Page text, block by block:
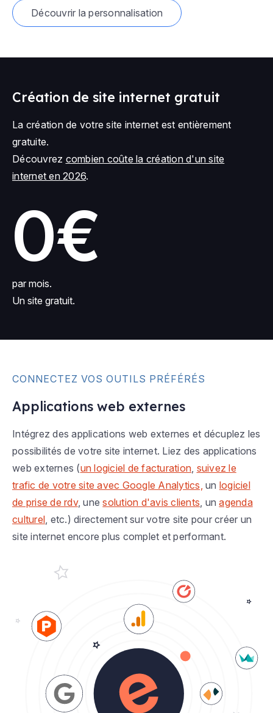
Découvrir la personnalisation
Création de site internet gratuit
La création de votre site internet est entièrement
gratuite.
Découvrez combien coûte la création d'un site
internet en 2026.
0€
par mois.
Un site gratuit.
CONNECTEZ VOS OUTILS PRÉFÉRÉS
Applications web externes
Intégrez des applications web externes et décuplez les
possibilités de votre site internet. Liez des applications
web externes (un logiciel de facturation, suivez le
trafic de votre site avec Google Analytics, un logiciel
de prise de rdv, unesolution d'avis clients, unagenda
culturel, etc.) directement sur votre site pour créer un
site internet encore plus complet et performant.